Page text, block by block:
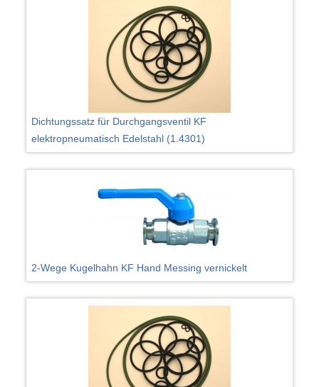
Dichtungssatz für Durchgangsventil KF
elektropneumatisch Edelstahl (1.4301)
2-Wege Kugelhahn KF Hand Messing vernickelt